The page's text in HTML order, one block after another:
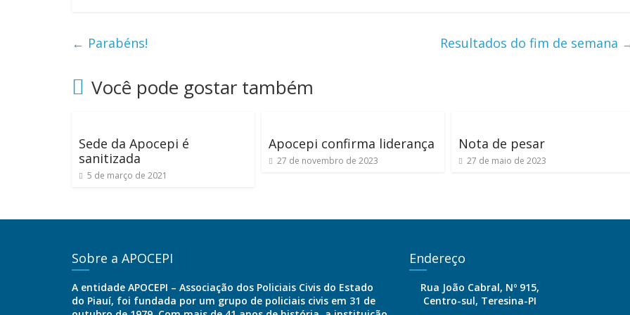
← Parabéns! Resultados do fim de semana
Você pode gostar também
Sede da Apocepi é
sanitizada
5 de março de 2021
Apocepi confirma liderança
27 de novembro de 2023
Nota de pesar
27 de maio de 2023
Sobre a APOCEPI
A entidade APOCEPI – Associação dos Policiais Civis do Estado
do Piauí, foi fundada por um grupo de policiais civis em 31 de
Endereço
Rua João Cabral, Nº 915,
Centro-sul, Teresina-PI